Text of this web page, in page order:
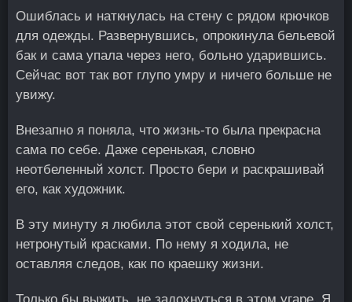
Ошиблась и наткнулась на стену с рядом крючков
для одежды. Развернувшись, опрокинула бельевой
бак и сама упала через него, больно ударившись.
Сейчас вот так вот глупо умру и ничего больше не
увижу.
Внезапно я поняла, что жизнь-то была прекрасна
сама по себе. Даже серенькая, словно
неотбеленный холст. Просто бери и раскрашивай
его, как художник.
В эту минуту я любила этот свой серенький холст,
нетронутый красками. По нему я ходила, не
оставляя следов, как по краешку жизни.